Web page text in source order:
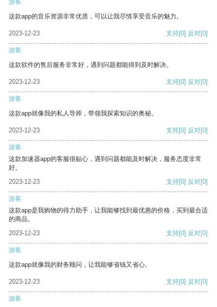
游客
这款app的音乐资源非常优质，可以让我尽情享受音乐的魅力。
2023-12-23 支持[0] 反对[0]
游客
这款软件的售后服务非常好，遇到问题都能得到及时解决。
2023-12-23 支持[0] 反对[0]
游客
这款app就像我的私人导师，带领我探索知识的奥秘。
2023-12-23 支持[0] 反对[0]
游客
这款加速器app的客服很贴心，遇到问题都能及时解决，服务态度非常
好。
2023-12-23
支持[0] 反对[0]
游客
这款app是我购物的得力助手，让我能够找到最优惠的价格，买到最合适
的商品。
2023-12-23
支持[0] 反对[0]
游客
这款app就像我的财务顾问，让我能够省钱又省心。
2023-12-23 支持[0] 反对[0]
游客